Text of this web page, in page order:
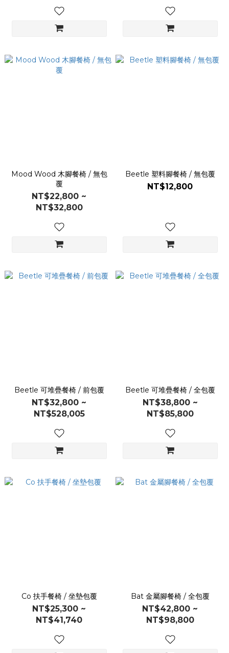
Mood Wood 木腳餐椅 / 無包
覆
NT$22,800 ~
NT$32,800
Beetle 塑料腳餐椅 / 無包覆
NT$12,800
Beetle 可堆疊餐椅 / 前包覆
NT$32,800 ~
NT$528,005
Beetle 可堆疊餐椅 / 全包覆
NT$38,800 ~
NT$85,800
Co 扶手餐椅 / 坐墊包覆
NT$25,300 ~
NT$41,740
Bat 金屬腳餐椅 / 全包覆
NT$42,800 ~
NT$98,800